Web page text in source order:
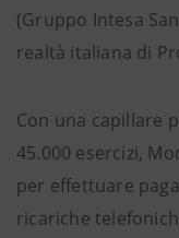
(Gruppo Intesa
realtà italiana di
Con una capillare
45.000 esercizi,
per effettuare
ricariche